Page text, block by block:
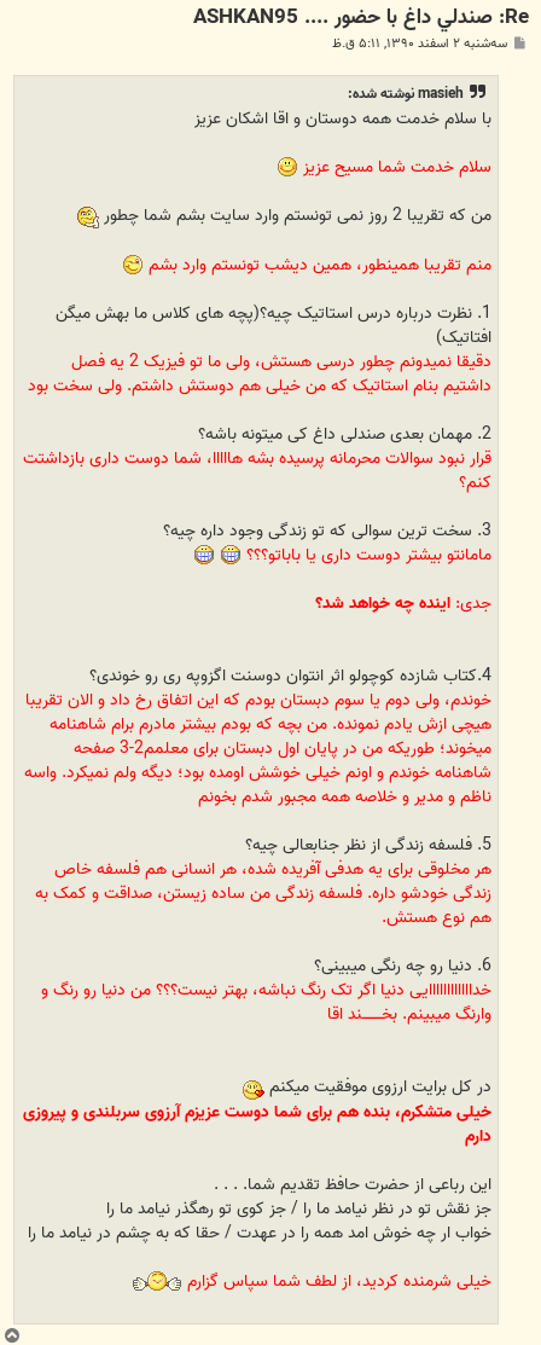
Re: صندلي داغ با حضور .... ASHKAN95
سه‌شنبه ۲ اسفند ۱۳۹۰, ۵:۱۱ ق.ظ
masieh نوشته شده:
با سلام خدمت همه دوستان و اقا اشکان عزیز
سلام خدمت شما مسیح عزیز
من که تقریبا 2 روز نمی تونستم وارد سایت بشم شما چطور
منم تقریبا همینطور، همین دیشب تونستم وارد بشم
1. نظرت درباره درس استاتیک چیه؟‏(پچه های کلاس ما بهش میگن
افتاتیک‏)‏
دقیقا نمیدونم چطور درسی هستش، ولی ما تو فیزیک 2 یه فصل
داشتیم بنام استاتیک که من خیلی هم دوستش داشتم. ولی سخت بود
2. مهمان بعدی صندلی داغ کی میتونه باشه؟
قرار نبود سوالات محرمانه پرسیده بشه هااااا، شما دوست داری بازداشتت
کنم؟
3. سخت ترین سوالی که تو زندگی وجود داره چیه؟
مامانتو بیشتر دوست داری یا باباتو؟؟؟
جدی: اینده چه خواهد شد؟
4.کتاب شازده کوچولو اثر انتوان دوسنت اگزوپه ری رو خوندی؟
خوندم، ولی دوم یا سوم دبستان بودم که این اتفاق رخ داد و الان تقریبا
هیچی ازش یادم نمونده. من بچه که بودم بیشتر مادرم برام شاهنامه
میخوند؛ طوریکه من در پایان اول دبستان برای معلمم2-3 صفحه
شاهنامه خوندم و اونم خیلی خوشش اومده بود؛ دیگه ولم نمیکرد. واسه
ناظم و مدیر و خلاصه همه مجبور شدم بخونم
5. فلسفه زندگی از نظر جنابعالی چیه؟
هر مخلوقی برای یه هدفی آفریده شده، هر انسانی هم فلسفه خاص
زندگی خودشو داره. فلسفه زندگی من ساده زیستن، صداقت و کمک به
هم نوع هستش.
6. دنیا رو چه رنگی میبینی؟
خداااااااااااایی دنیا اگر تک رنگ نباشه، بهتر نیست؟؟؟ من دنیا رو رنگ و
وارنگ میبینم. بخــــــــند اقا
در کل برایت ارزوی موفقیت میکنم
خیلی متشکرم، بنده هم برای شما دوست عزیزم آرزوی سربلندی و پیروزی
دارم
این رباعی از حضرت حافظ تقدیم شما. . . .
جز نقش تو در نظر نیامد ما را / جز کوی تو رهگذر نیامد ما را
خواب ار چه خوش امد همه را در عهدت / حقا که به چشم در نیامد ما را
خیلی شرمنده کردید، از لطف شما سپاس گزارم